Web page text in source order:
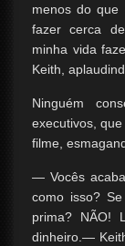
menos do que
fazer cerca
minha vida
Keith,
Ninguém
executivos,
filme,
— Vocês
como isso?
prima? NÃO!
dinheiro.—